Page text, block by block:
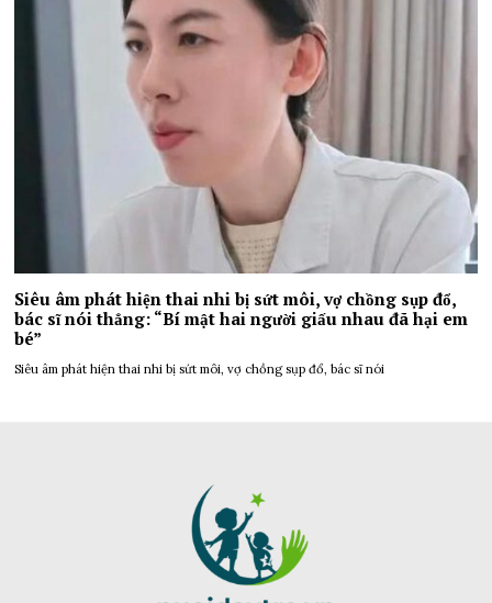
Siêu âm phát hiện thai nhi bị sứt môi, vợ chồng sụp đổ,
bác sĩ nói thẳng: “Bí mật hai người giấu nhau đã hại em
bé”
Siêu âm phát hiện thai nhi bị sứt môi, vợ chồng sụp đổ, bác sĩ nói